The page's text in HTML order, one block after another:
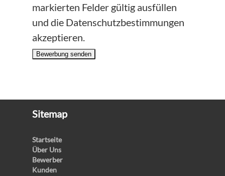
markierten Felder gültig ausfüllen
und die Datenschutzbestimmungen
akzeptieren.
Bewerbung senden
Sitemap
Startseite
Über Uns
Bewerber
Kunden